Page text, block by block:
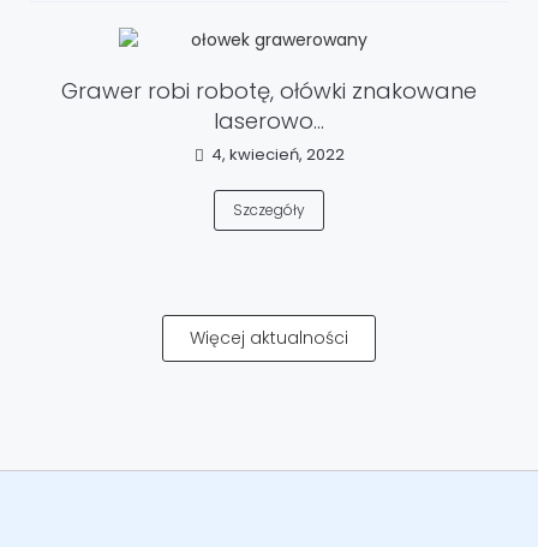
Grawer robi robotę, ołówki znakowane
laserowo...
4, kwiecień, 2022
Szczegóły
Więcej aktualności